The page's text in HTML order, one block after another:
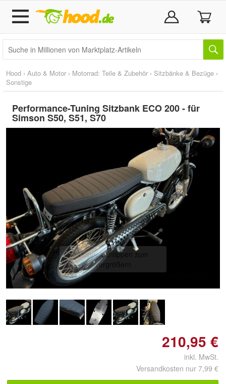
Hood › Auto & Motor › Motorrad: Teile & Zubehör › Sitzbänke & Bezüge ›
Sonstige
Performance-Tuning Sitzbank ECO 200 - für
Simson S50, S51, S70
Doppelt antippen zum
vergrößern
210,95 €
inkl. MwSt.
Versandkosten nur 7,99 €